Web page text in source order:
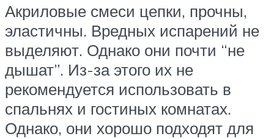
Акриловые смеси цепки, прочны,
эластичны. Вредных испарений не
выделяют. Однако они почти “не
дышат”. Из-за этого их не
рекомендуется использовать в
спальнях и гостиных комнатах.
Однако, они хорошо подходят для